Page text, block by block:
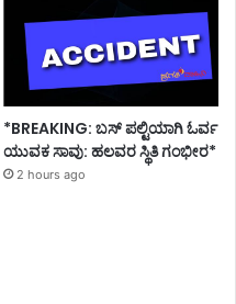
*BREAKING: ಬಸ್ ಪಲ್ಟಿಯಾಗಿ ಓರ್ವ
ಯುವಕ ಸಾವು: ಹಲವರ ಸ್ಥಿತಿ ಗಂಭೀರ*
2 hours ago